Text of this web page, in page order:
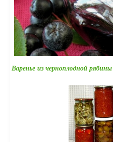
Варенье из черноплодной рябины